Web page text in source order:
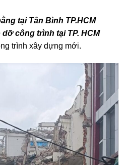
tại Tân Bình TP.HCM
công trình tại TP. HCM
trình xây dựng mới.